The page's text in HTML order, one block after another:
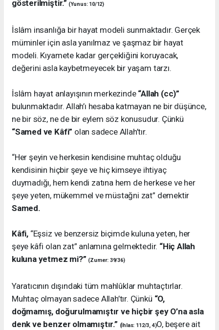
gösterilmiştir.” (Yunus: 10/12)
İslâm insanlığa bir hayat modeli sunmaktadır. Gerçek
müminler için asla yanılmaz ve şaşmaz bir hayat
modeli. Kıyamete kadar gerçekliğini koruyacak,
değerini asla kaybetmeyecek bir yaşam tarzı.
İslâm hayat anlayışının merkezinde“Allah (cc)”
bulunmaktadır. Allah’ı hesaba katmayan ne bir düşünce,
ne bir söz, ne de bir eylem söz konusudur. Çünkü
“Samed ve Kâfi” olan sadece Allah’tır.
“Her şeyin ve herkesin kendisine muhtaç olduğu
kendisinin hiçbir şeye ve hiç kimseye ihtiyaç
duymadığı, hem kendi zatına hem de herkese ve her
şeye yeten, mükemmel ve müstağni zat” demektir
Samed.
Kâfi, “Eşsiz ve benzersiz biçimde kuluna yeten, her
şeye kâfi olan zat” anlamına gelmektedir. “Hiç Allah
kuluna yetmez mi?” (Zumer: 39/36)
Yaratıcının dışındaki tüm mahlûklar muhtaçtırlar.
Muhtaç olmayan sadece Allah’tır. Çünkü “O,
doğmamış, doğurulmamıştır ve hiçbir şey O’na asla
denk ve benzer olmamıştır.” (İhlas: 112/3, 4)O, beşere ait